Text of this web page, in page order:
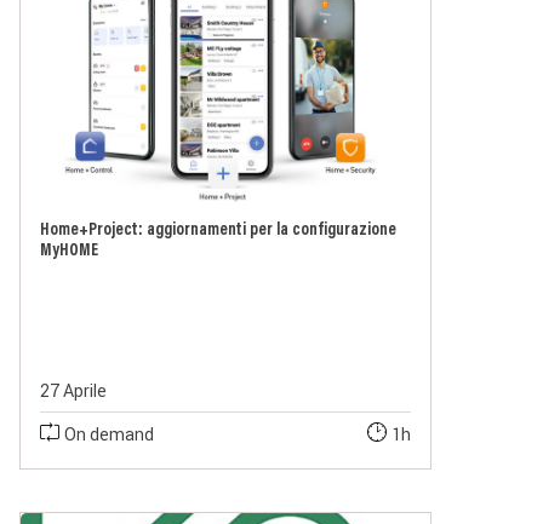
Home+Project: aggiornamenti per la configurazione
MyHOME
27 Aprile
On demand
1h